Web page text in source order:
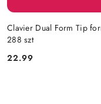
Clavier Dual Form Tip
288 szt
Cena:
22.99